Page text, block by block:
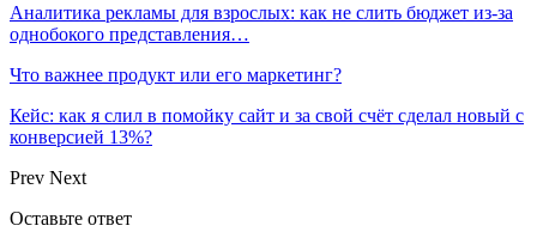
Аналитика рекламы для взрослых: как не слить бюджет из-за
однобокого представления…
Что важнее продукт или его маркетинг?
Кейс: как я слил в помойку сайт и за свой счёт сделал новый с
конверсией 13%?
Prev Next
Оставьте ответ